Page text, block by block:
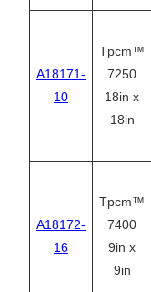
A18171-
10
Tpcm™
7250
18in x
18in
A18172-
16
Tpcm™
7400
9in x
9in